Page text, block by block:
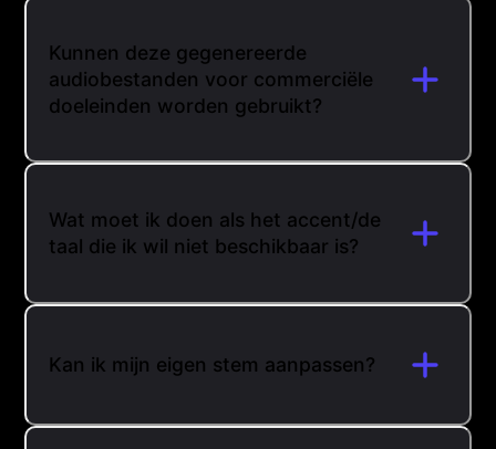
Kunnen deze gegenereerde
audiobestanden voor commerciële
doeleinden worden gebruikt?
Wat moet ik doen als het accent/de
taal die ik wil niet beschikbaar is?
Kan ik mijn eigen stem aanpassen?